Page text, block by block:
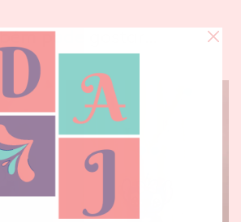
pode gostar…